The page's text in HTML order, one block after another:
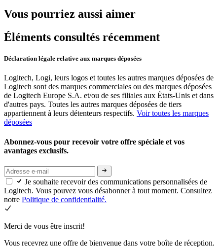
Vous pourriez aussi aimer
Éléments consultés récemment
Déclaration légale relative aux marques déposées
Logitech, Logi, leurs logos et toutes les autres marques déposées de
Logitech sont des marques commerciales ou des marques déposées
de Logitech Europe S.A. et/ou de ses filiales aux États-Unis et dans
d'autres pays. Toutes les autres marques déposées de tiers
appartiennent à leurs détenteurs respectifs. Voir toutes les marques
déposées
Abonnez-vous pour recevoir votre offre spéciale et vos
avantages exclusifs.
Je souhaite recevoir des communications personnalisées de
Logitech. Vous pouvez vous désabonner à tout moment. Consultez
notre Politique de confidentialité.
Merci de vous être inscrit!
Vous recevrez une offre de bienvenue dans votre boîte de réception.